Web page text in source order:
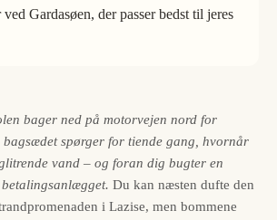
Gardasøen, der passer bedst til jeres
bager ned på motorvejen nord for
bagsædet spørger for tiende gang, hvornår
vand – og foran dig bugter en
Du kan næsten dufte den
i Lazise, men bommene